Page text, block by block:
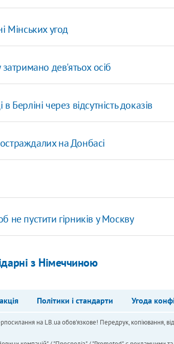
Мінських угод
дев'ятьох осіб
Берліні через відсутність доказів
на Донбасі
не пустити гірників у Москву
з Німеччиною
Політики і стандарти Угода
на LB.ua обов'язкове! Передрук, копіювання,